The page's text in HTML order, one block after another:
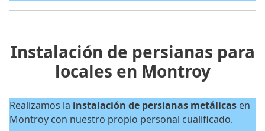
Instalación de persianas para
locales en Montroy
Realizamos la instalación de persianas metálicas en
Montroy con nuestro propio personal cualificado.